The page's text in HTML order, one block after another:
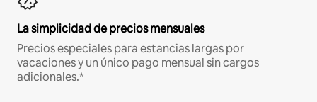
La simplicidad de precios mensuales
Precios especiales para estancias largas por
vacaciones y un único pago mensual sin cargos
adicionales.*